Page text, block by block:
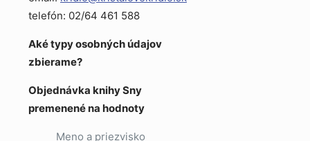
telefón: 02/64 461 588
Aké typy osobných údajov
zbierame?
Objednávka knihy Sny
premenené na hodnoty
Meno a priezvisko